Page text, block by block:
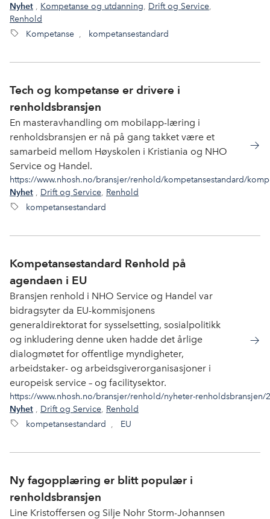
Nyhet , Kompetanse og utdanning, Drift og Service,
Renhold
Kompetanse , kompetansestandard
Tech og kompetanse er drivere i
renholdsbransjen
En masteravhandling om mobilapp-læring i
renholdsbransjen er nå på gang takket være et
samarbeid mellom Høyskolen i Kristiania og NHO
Service og Handel.
https://www.nhosh.no/bransjer/renhold/kompetansestandard/
Nyhet , Drift og Service, Renhold
kompetansestandard
Kompetansestandard Renhold på
agendaen i EU
Bransjen renhold i NHO Service og Handel var
bidragsyter da EU-kommisjonens
generaldirektorat for sysselsetting, sosialpolitikk
og inkludering denne uken hadde det årlige
dialogmøtet for offentlige myndigheter,
arbeidstaker- og arbeidsgiverorganisasjoner i
europeisk service – og facilitysektor.
https://www.nhosh.no/bransjer/renhold/nyheter-
Nyhet , Drift og Service, Renhold
kompetansestandard , EU
Ny fagopplæring er blitt populær i
renholdsbransjen
Line Kristoffersen og Silje Nohr Storm-Johannsen